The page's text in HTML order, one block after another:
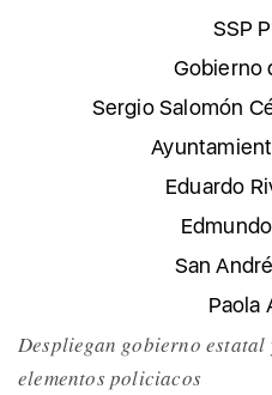
SSP
Gobierno
Sergio Salomón
Eduardo
San
Paola
Despliegan gobierno estatal
elementos policiacos